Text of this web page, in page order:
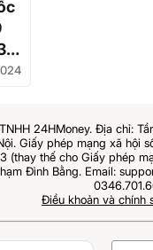
24HMoney. Địa chỉ:
Giấy phép mạng xã hội
(thay thế cho Giấy phép
Đình Bằng. Email:
Điều khoản và chính